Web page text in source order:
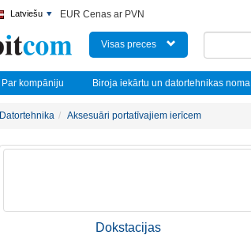
Latviešu EUR Cenas ar PVN
Visas preces
Par kompāniju Biroja iekārtu un datortehnikas noma
Datortehnika Aksesuāri portatīvajiem ierīcem
Dokstacijas